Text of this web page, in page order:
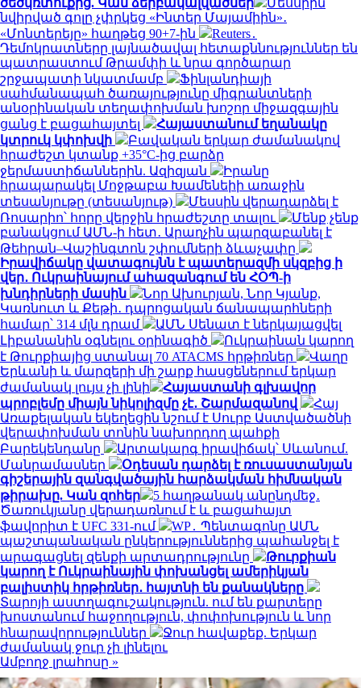
նվիրված գոլը չփրկեց «Ինտեր Մայամիին»․
«Մոնտերեյը» հաղթեց 90+7-ին
Reuters․
Դեմոկրատները լայնածավալ հետաքննություններ են
պատրաստում Թրամփի և նրա գործարար
շրջապատի նկատմամբ
Ֆինլանդիայի
սահմանապահ ծառայությունը միգրանտների
անօրինական տեղափոխման խոշոր միջազգային
ցանց է բացահայտել
Հայաստանում եղանակը
կտրուկ կփոխվի
Բավական երկար ժամանակով
հրաժեշտ կտանք +35°C-ից բարձր
ջերմաստիճաններին. Ազիզյան
Իրանը
հրապարակել Մոջթաբա Խամենեիի առաջին
տեսանյութը (տեսանյութ)
Մեսսին վերադարձել է
Ռոսարիո՝ հորը վերջին հրաժեշտը տալու
Մենք չենք
բանակցում ԱՄՆ-ի հետ․ Արաղչին պարզաբանել է
Թեհրան–Վաշինգտոն շփումների ձևաչափը
Իրավիճակը վատագույնն է պատերազմի սկզբից ի
վեր․ Ուկրաինայում ահազանգում են ՀՕՊ-ի
խնդիրների մասին
Նոր Ախուրյան, Նոր Կյանք,
Կառնուտ և Քեթի․ դպրոցական ճանապարհների
համար՝ 314 մլն դրամ
ԱՄՆ Սենատ է ներկայացվել
Լիբանանին օգնելու օրինագիծ
Ուկրաինան կարող
է Թուրքիայից ստանալ 70 ATACMS հրթիռներ
Վաղը
Երևանի և մարզերի մի շարք հասցեներում երկար
ժամանակ լույս չի լինի
Հայաստանի գլխավոր
պրոբլեմը միայն նիկոլիզմը չէ․ Շարմազանով
Հայ
Առաքելական եկեղեցին նշում է Սուրբ Աստվածածնի
վերափոխման տոնին նախորդող պահքի
Բարեկենդանը
Արտակարգ իրավիճակ՝ Սևանում.
Մանրամասներ
Օդեսան դարձել է ռուսաստանյան
գիշերային զանգվածային հարձակման հիմնական
թիրախը. Կան զոհեր
5 հաղթանակ անընդմեջ․
Ծառուկյանը վերադառնում է և բացահայտ
ֆավորիտ է UFC 331-ում
WP․ Պենտագոնը ԱՄՆ
պաշտպանական ընկերություններից պահանջել է
արագացնել զենքի արտադրությունը
Թուրքիան
կարող է Ուկրաինային փոխանցել ամերիկյան
բալիստիկ հրթիռներ․ հայտնի են քանակները
Տարոյի աստղագուշակություն. ում են քարտերը
խոստանում հաջողություն, փոփոխություն և նոր
հնարավորություններ
Ջուր հավաքեք. Երկար
ժամանակ ջուր չի լինելու
Ամբողջ լրահոսը »